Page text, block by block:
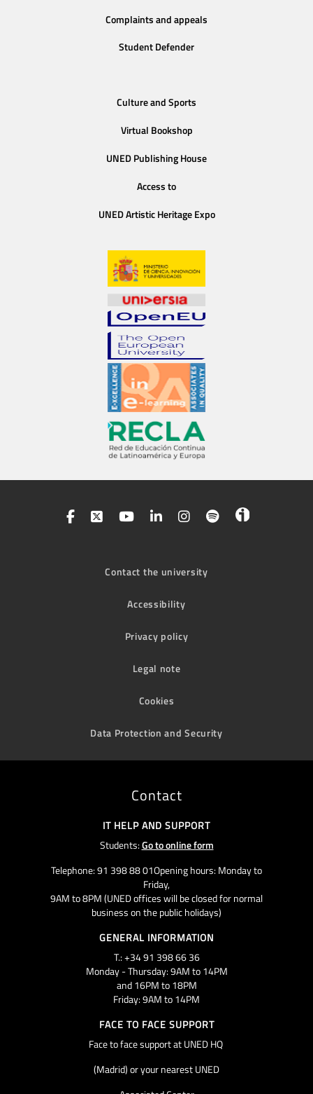
Complaints and appeals
Student Defender
Culture and Sports
Virtual Bookshop
UNED Publishing House
Access to
UNED Artistic Heritage Expo
Contact the university
Accessibility
Privacy policy
Legal note
Cookies
Data Protection and Security
Contact
IT HELP AND SUPPORT
Students:Go to online form
Telephone: 91 398 88 01Opening hours: Monday to
Friday,
9AM to 8PM (UNED offices will be closed for normal
business on the public holidays)
GENERAL INFORMATION
T.: +34 91 398 66 36
Monday - Thursday: 9AM to 14PM
and 16PM to 18PM
Friday: 9AM to 14PM
FACE TO FACE SUPPORT
Face to face support at UNED HQ
(Madrid) or your nearest UNED